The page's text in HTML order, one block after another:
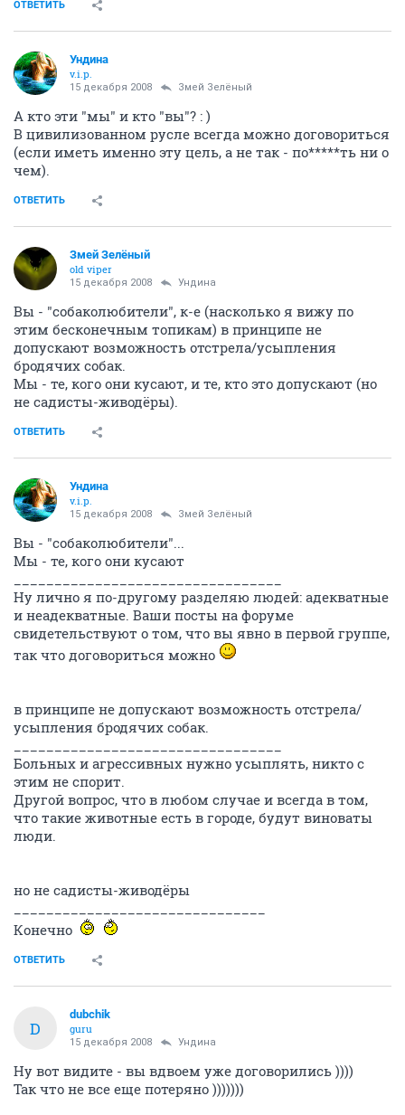
ОТВЕТИТЬ
Ундина
v.i.p.
15 декабря 2008 Змей Зелёный
А кто эти "мы" и кто "вы"? : )
В цивилизованном русле всегда можно договориться
(если иметь именно эту цель, а не так - по*****ть ни о
чем).
ОТВЕТИТЬ
Змей Зелёный
old viper
15 декабря 2008 Ундина
Вы - "собаколюбители", к-е (насколько я вижу по
этим бесконечным топикам) в принципе не
допускают возможность отстрела/усыпления
бродячих собак.
Мы - те, кого они кусают, и те, кто это допускают (но
не садисты-живодёры).
ОТВЕТИТЬ
Ундина
v.i.p.
15 декабря 2008 Змей Зелёный
Вы - "собаколюбители"...
Мы - те, кого они кусают
Ну лично я по-другому разделяю людей: адекватные
и неадекватные. Ваши посты на форуме
свидетельствуют о том, что вы явно в первой группе,
так что договориться можно
в принципе не допускают возможность отстрела/
усыпления бродячих собак.
Больных и агрессивных нужно усыплять, никто с
этим не спорит.
Другой вопрос, что в любом случае и всегда в том,
что такие животные есть в городе, будут виноваты
люди.
но не садисты-живодёры
Конечно
ОТВЕТИТЬ
D
dubchik
guru
15 декабря 2008 Ундина
Ну вот видите - вы вдвоем уже договорились ))))
Так что не все еще потеряно )))))))